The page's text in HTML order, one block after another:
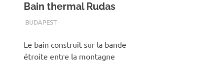
Bain thermal Rudas
TERMALFURDOK.COM
BUDAPEST
Le bain construit sur la bande
étroite entre la montagne